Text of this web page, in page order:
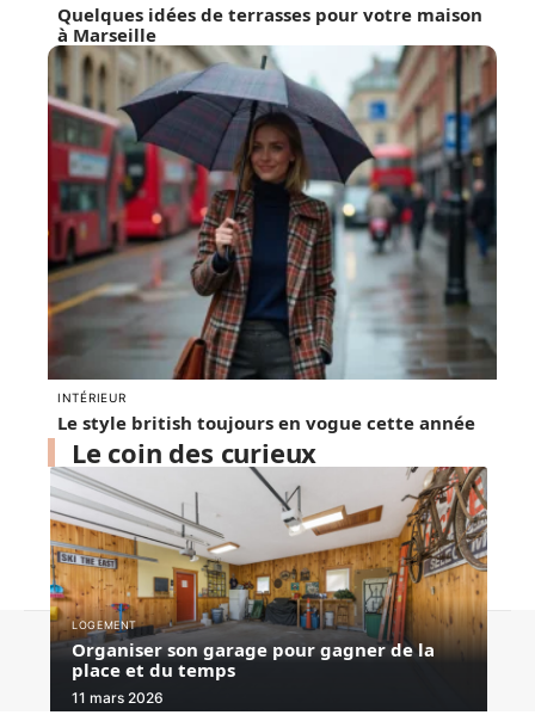
Quelques idées de terrasses pour votre maison
à Marseille
INTÉRIEUR
Le style british toujours en vogue cette année
Le coin des curieux
LOGEMENT
Organiser son garage pour gagner de la
place et du temps
11 mars 2026
© 2025 | homedome.fr
Contact Sitemap